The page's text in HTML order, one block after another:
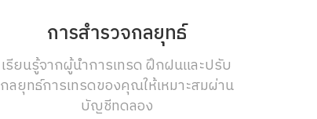
การสำรวจกลยุทธ์
เรียนรู้จากผู้นำการเทรด ฝึกฝนและปรับ
กลยุทธ์การเทรดของคุณให้เหมาะสมผ่าน
บัญชีทดลอง